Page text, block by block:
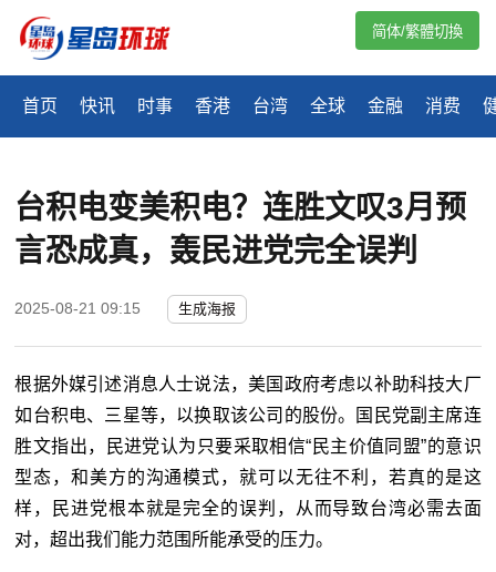
首页 快讯 时事 香港 台湾 全球 金融 消费
简体/繁體切換
台积电变美积电？连胜文叹3月预
言恐成真，轰民进党完全误判
2025-08-21 09:15 生成海报
根据外媒引述消息人士说法，美国政府考虑以补助科技大厂
如台积电、三星等，以换取该公司的股份。国民党副主席连
胜文指出，民进党认为只要采取相信“民主价值同盟”的意识
型态，和美方的沟通模式，就可以无往不利，若真的是这
样，民进党根本就是完全的误判，从而导致台湾必需去面
对，超出我们能力范围所能承受的压力。